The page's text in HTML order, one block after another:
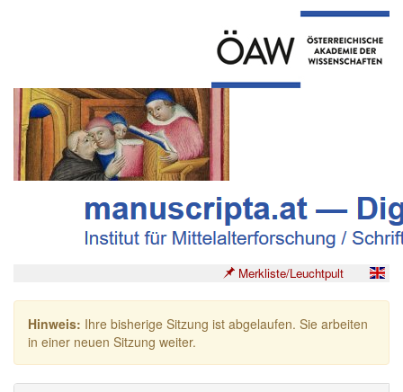
Merkliste/Leuchtpult
Hinweis: Ihre bisherige Sitzung ist abgelaufen. Sie arbeiten
in einer neuen Sitzung weiter.